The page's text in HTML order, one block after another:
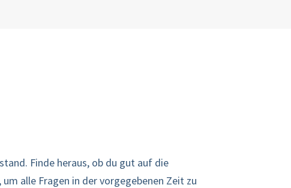
Finde heraus, ob du gut auf die
alle Fragen in der vorgegebenen Zeit zu